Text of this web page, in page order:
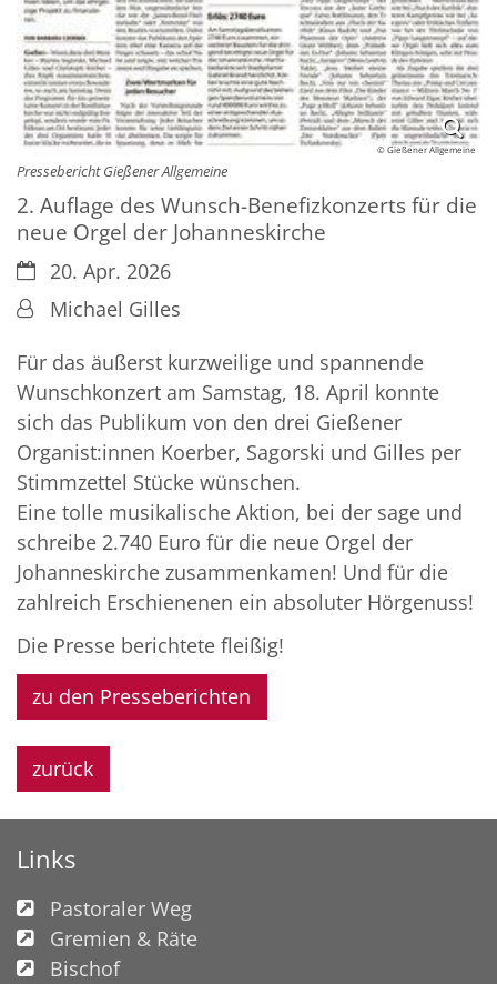
© Gießener Allgemeine
Pressebericht Gießener Allgemeine
2. Auflage des Wunsch-Benefizkonzerts für die
neue Orgel der Johanneskirche
Datum:20. Apr. 2026
Von:Michael Gilles
Für das äußerst kurzweilige und spannende
Wunschkonzert am Samstag, 18. April konnte
sich das Publikum von den drei Gießener
Organist:innen Koerber, Sagorski und Gilles per
Stimmzettel Stücke wünschen.
Eine tolle musikalische Aktion, bei der sage und
schreibe 2.740 Euro für die neue Orgel der
Johanneskirche zusammenkamen! Und für die
zahlreich Erschienenen ein absoluter Hörgenuss!
Die Presse berichtete fleißig!
zu den Presseberichten
zurück
Links
Pastoraler Weg
Gremien & Räte
Bischof